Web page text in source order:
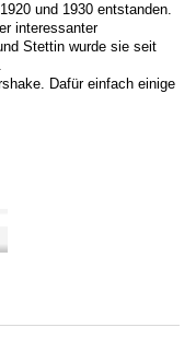
und 1930 entstanden.
interessanter
Stettin wurde sie seit
Dafür einfach einige